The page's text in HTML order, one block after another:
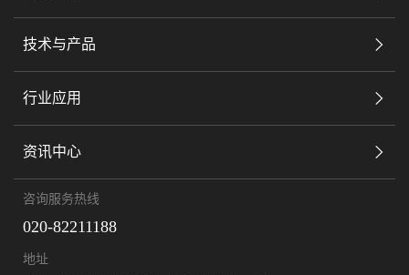
技术与产品
行业应用
资讯中心
咨询服务热线
020-82211188
地址